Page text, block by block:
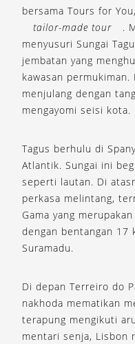
bersama Tours for
tailor-made tour
.
menyusuri Sungai
jembatan yang
kawasan permukiman.
menjulang dengan
mengayomi seisi kota.
Tagus berhulu di
Atlantik. Sungai ini
seperti lautan. Di
perkasa melintang,
Gama yang
dengan bentangan
Suramadu.
Di depan Terreiro do
nakhoda mematikan
terapung mengikuti
mentari senja, Lisbon